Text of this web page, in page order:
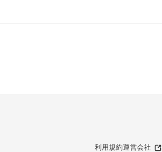
利用規約運営会社